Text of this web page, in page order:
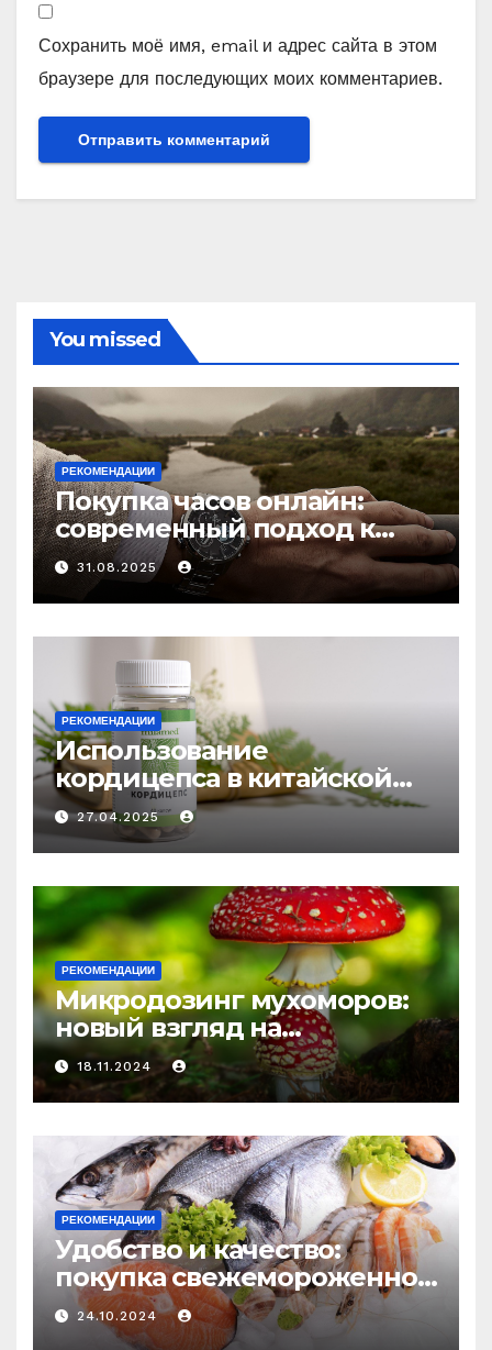
Сохранить моё имя, email и адрес сайта в этом
браузере для последующих моих комментариев.
You missed
РЕКОМЕНДАЦИИ
Покупка часов онлайн:
современный подход к
выбору аксессуаров
31.08.2025
РЕКОМЕНДАЦИИ
Использование
кордицепса в китайской
медицине: природное
средство против усталости
и истощения
27.04.2025
РЕКОМЕНДАЦИИ
Микродозинг мухоморов:
новый взгляд на
психоделику
18.11.2024
РЕКОМЕНДАЦИИ
Удобство и качество:
покупка свежемороженной
рыбы онлайн
24.10.2024